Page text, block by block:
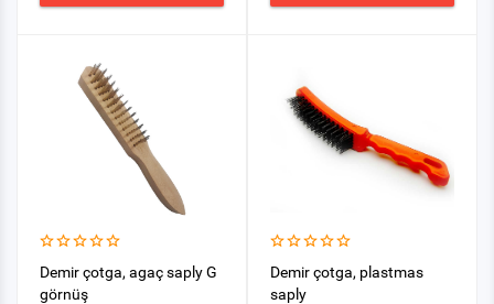
Demir çotga, agaç saply G
görnüş
Demir çotga, plastmas
saply